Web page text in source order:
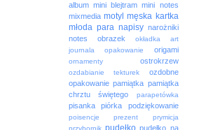
album mini blejtram mini notes
mixmedia motyl męska kartka
młoda para napisy narożniki
notes
obrazek
okładka art
journala
opakowanie origami
ornamenty ostrokrzew
ozdabianie tekturek
ozdobne
opakowanie pamiątka pamiątka
chrztu świętego
parapetówka
pisanka piórka podziękowanie
poisencje prezent
prymicja
przybornik
pudełko na